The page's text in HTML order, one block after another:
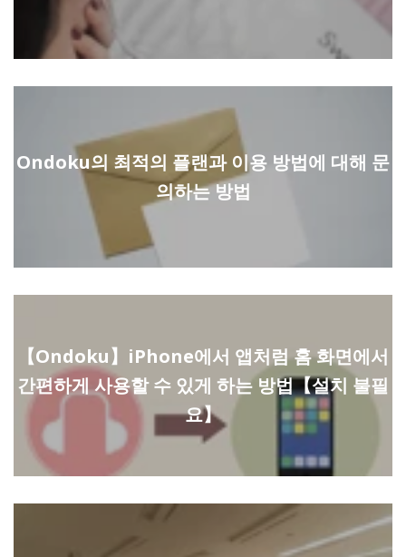
Ondoku의 최적의 플랜과 이용 방법에 대해 문
의하는 방법
【Ondoku】iPhone에서 앱처럼 홈 화면에서
간편하게 사용할 수 있게 하는 방법【설치 불필
요】